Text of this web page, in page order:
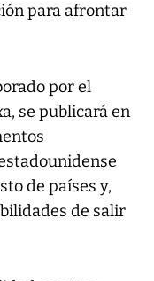
para afrontar
por el
se publicará en
de países y,
de salir